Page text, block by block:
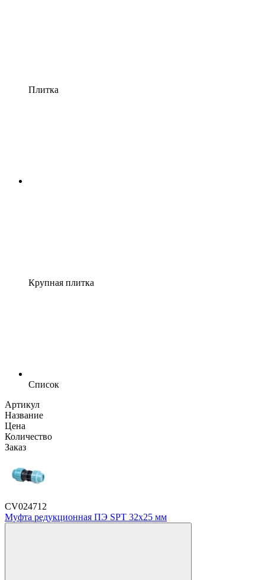
Плитка
Крупная плитка
Список
Артикул
Название
Цена
Количество
Заказ
CV024712
Муфта редукционная ПЭ SPT 32х25 мм